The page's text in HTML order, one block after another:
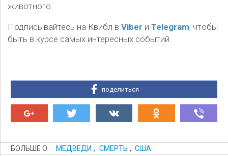
животного.
Подписывайтесь на Квибл в Viber и Telegram, чтобы
быть в курсе самых интересных событий.
поделиться
БОЛЬШЕ О: МЕДВЕДИ , СМЕРТЬ , США